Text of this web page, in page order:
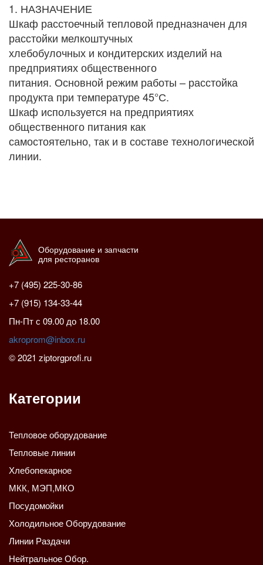
1. НАЗНАЧЕНИЕ
Шкаф расстоечный тепловой предназначен для
расстойки мелкоштучных
хлебобулочных и кондитерских изделий на
предприятиях общественного
питания. Основной режим работы – расстойка
продукта при температуре 45°С.
Шкаф используется на предприятиях
общественного питания как
самостоятельно, так и в составе технологической
линии.
Оборудование и запчасти
для ресторанов
+7 (495) 225-30-86
+7 (915) 134-33-44
Пн-Пт с 09.00 до 18.00
akroprom@inbox.ru
© 2021 ziptorgprofi.ru
Категории
Тепловое оборудование
Тепловые линии
Хлебопекарное
МКК, МЭП,МКО
Посудомойки
Холодильное Оборудование
Линии Раздачи
Нейтральное Обор.